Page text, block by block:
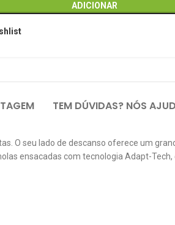
ADICIONAR
TEM DÚVIDAS? NÓS
O seu lado de descanso oferece um
ensacadas com tecnologia Adapt-Tech,